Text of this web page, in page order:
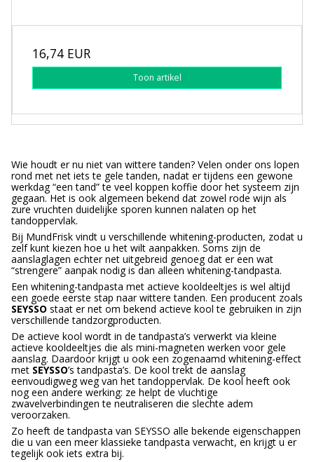
16,74 EUR
Toon artikel
Wie houdt er nu niet van wittere tanden? Velen onder ons lopen
rond met net iets te gele tanden, nadat er tijdens een gewone
werkdag “een tand” te veel koppen koffie door het systeem zijn
gegaan. Het is ook algemeen bekend dat zowel rode wijn als
zure vruchten duidelijke sporen kunnen nalaten op het
tandoppervlak.
Bij MundFrisk vindt u verschillende whitening-producten, zodat u
zelf kunt kiezen hoe u het wilt aanpakken. Soms zijn de
aanslaglagen echter net uitgebreid genoeg dat er een wat
“strengere” aanpak nodig is dan alleen whitening-tandpasta.
Een whitening-tandpasta met actieve kooldeeltjes is wel altijd
een goede eerste stap naar wittere tanden. Een producent zoals
SEYSSO staat er net om bekend actieve kool te gebruiken in zijn
verschillende tandzorgproducten.
De actieve kool wordt in de tandpasta’s verwerkt via kleine
actieve kooldeeltjes die als mini-magneten werken voor gele
aanslag. Daardoor krijgt u ook een zogenaamd whitening-effect
met SEYSSO’s tandpasta’s. De kool trekt de aanslag
eenvoudigweg weg van het tandoppervlak. De kool heeft ook
nog een andere werking: ze helpt de vluchtige
zwavelverbindingen te neutraliseren die slechte adem
veroorzaken.
Zo heeft de tandpasta van SEYSSO alle bekende eigenschappen
die u van een meer klassieke tandpasta verwacht, en krijgt u er
tegelijk ook iets extra bij.